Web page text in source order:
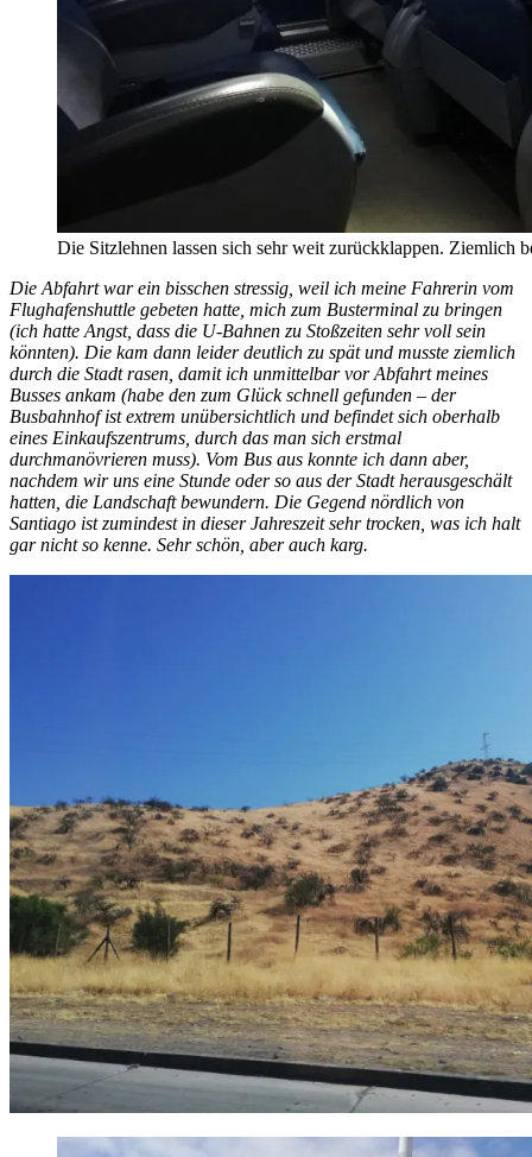
Die Sitzlehnen lassen sich sehr weit zurückklappen. Ziemlich
Die Abfahrt war ein bisschen stressig, weil ich meine Fahrerin vom
Flughafenshuttle gebeten hatte, mich zum Busterminal zu bringen
(ich hatte Angst, dass die U-Bahnen zu Stoßzeiten sehr voll sein
könnten). Die kam dann leider deutlich zu spät und musste ziemlich
durch die Stadt rasen, damit ich unmittelbar vor Abfahrt meines
Busses ankam (habe den zum Glück schnell gefunden – der
Busbahnhof ist extrem unübersichtlich und befindet sich oberhalb
eines Einkaufszentrums, durch das man sich erstmal
durchmanövrieren muss). Vom Bus aus konnte ich dann aber,
nachdem wir uns eine Stunde oder so aus der Stadt herausgeschält
hatten, die Landschaft bewundern. Die Gegend nördlich von
Santiago ist zumindest in dieser Jahreszeit sehr trocken, was ich halt
gar nicht so kenne. Sehr schön, aber auch karg.